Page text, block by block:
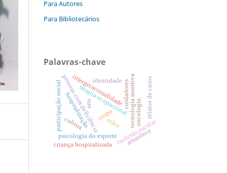
Para Autores
Para Bibliotecários
Palavras-chave
tecnologia assistiva
terapia ocupacional
pessoas com deficiência
psicologia do esporteinclusão escolar
hospitalização oncologia.
criança hospitalizada
mães
cuidadores
intergeracionalidade
cultura
arte
corpo
participação social relatos de casos
amazônia
identidade